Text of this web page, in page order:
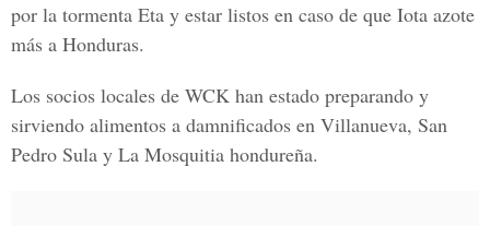
por la tormenta Eta y estar listos en caso de que Iota azote
más a Honduras.
Los socios locales de WCK han estado preparando y
sirviendo alimentos a damnificados en Villanueva, San
Pedro Sula y La Mosquitia hondureña.